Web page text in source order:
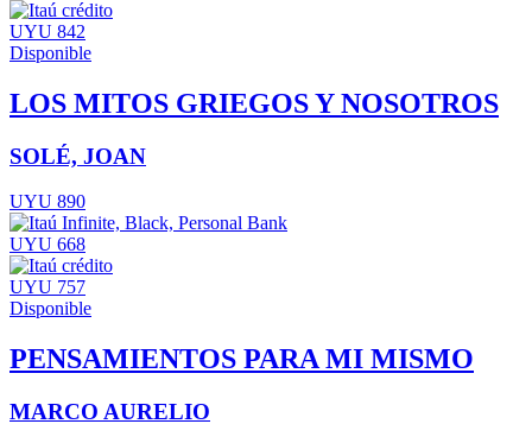
UYU 842
Disponible
LOS MITOS GRIEGOS Y NOSOTROS
SOLÉ, JOAN
UYU 890
UYU 668
UYU 757
Disponible
PENSAMIENTOS PARA MI MISMO
MARCO AURELIO